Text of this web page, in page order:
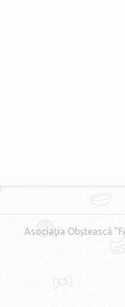
Asociaţia Obştească